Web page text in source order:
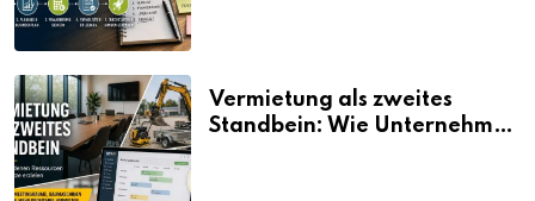
Vermietung als zweites
Standbein: Wie Unternehmen